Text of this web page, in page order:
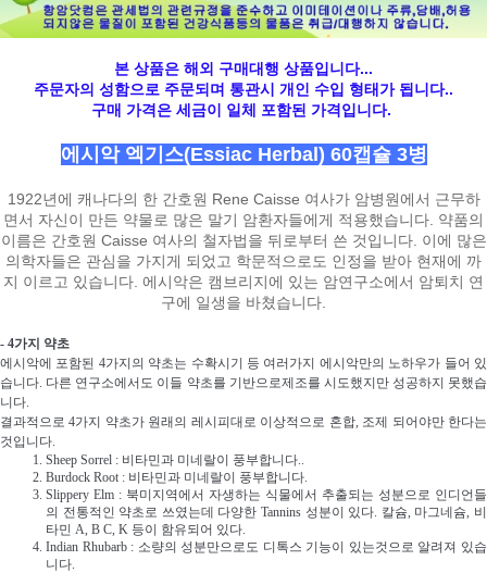
본 상품은 해외 구매대행 상품입니다...
주문자의 성함으로 주문되며 통관시 개인 수입 형태가 됩니다..
구매 가격은 세금이 일체 포함된 가격입니다.
에시악 엑기스(Essiac Herbal) 60캡슐 3병
1922년에 캐나다의 한 간호원 Rene Caisse 여사가 암병원에서 근무하
면서 자신이 만든 약물로 많은 말기 암환자들에게 적용했습니다. 약품의
이름은 간호원 Caisse 여사의 철자법을 뒤로부터 쓴 것입니다. 이에 많은
의학자들은 관심을 가지게 되었고 학문적으로도 인정을 받아 현재에 까
지 이르고 있습니다. 에시악은 캠브리지에 있는 암연구소에서 암퇴치 연
구에 일생을 바쳤습니다.
- 4가지 약초
에시악에 포함된 4가지의 약초는 수확시기 등 여러가지 에시악만의 노하우가 들어 있
습니다. 다른 연구소에서도 이들 약초를 기반으로제조를 시도했지만 성공하지 못했습
니다.
결과적으로 4가지 약초가 원래의 레시피대로 이상적으로 혼합, 조제 되어야만 한다는
것입니다.
Sheep Sorrel : 비타민과 미네랄이 풍부합니다..
Burdock Root : 비타민과 미네랄이 풍부합니다.
Slippery Elm : 북미지역에서 자생하는 식물에서 추출되는 성분으로 인디언들
의 전통적인 약초로 쓰였는데 다양한 Tannins 성분이 있다. 칼슘, 마그네슘, 비
타민 A, B C, K 등이 함유되어 있다.
Indian Rhubarb : 소량의 성분만으로도 디톡스 기능이 있는것으로 알려져 있습
니다.